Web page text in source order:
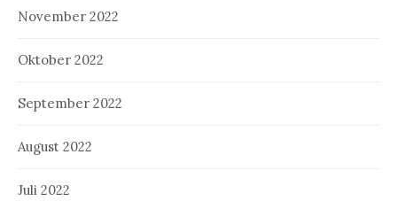
November 2022
Oktober 2022
September 2022
August 2022
Juli 2022